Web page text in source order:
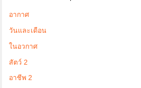
อากาศ
วันและเดือน
ในอวกาศ
สัตว์ 2
อาชีพ 2